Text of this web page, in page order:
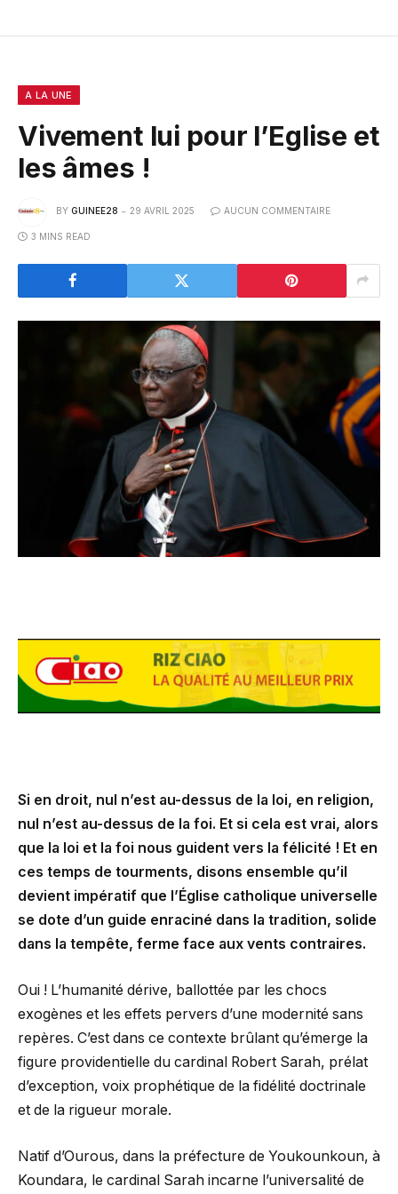
A LA UNE
Vivement lui pour l’Eglise et
les âmes !
BY GUINEE28 29 AVRIL 2025 AUCUN COMMENTAIRE
3 MINS READ
Si en droit, nul n’est au-dessus de la loi, en religion,
nul n’est au-dessus de la foi. Et si cela est vrai, alors
que la loi et la foi nous guident vers la félicité ! Et en
ces temps de tourments, disons ensemble qu’il
devient impératif que l’Église catholique universelle
se dote d’un guide enraciné dans la tradition, solide
dans la tempête, ferme face aux vents contraires.
Oui ! L’humanité dérive, ballottée par les chocs
exogènes et les effets pervers d’une modernité sans
repères. C’est dans ce contexte brûlant qu’émerge la
figure providentielle du cardinal Robert Sarah, prélat
d’exception, voix prophétique de la fidélité doctrinale
et de la rigueur morale.
Natif d’Ourous, dans la préfecture de Youkounkoun, à
Koundara, le cardinal Sarah incarne l’universalité de